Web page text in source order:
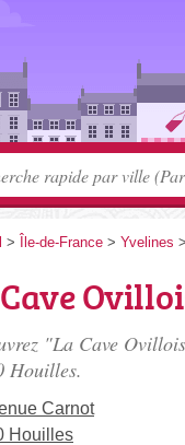
> Île-de-France > Yvelines >
"La Cave
Houilles.
Carnot
Houilles